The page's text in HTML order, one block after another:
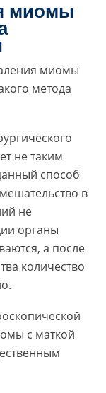
миомы
миомы
метода
не таким
способ
в
не
органы
а после
количество
с маткой